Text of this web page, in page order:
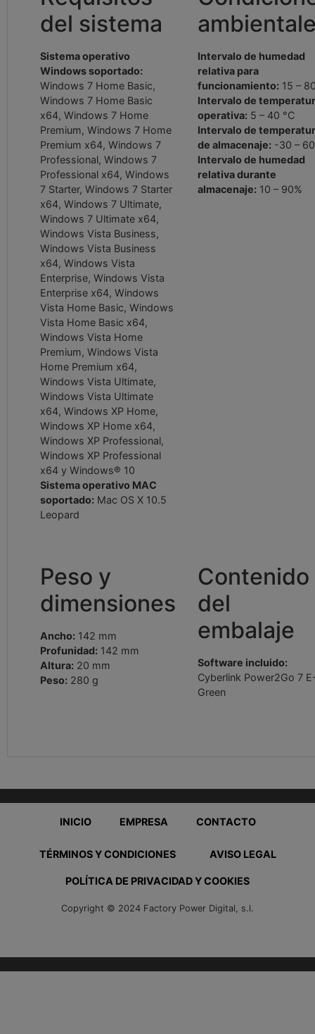
del sistema
Sistema operativo
Windows soportado:
Windows 7 Home Basic,
Windows 7 Home Basic
x64, Windows 7 Home
Premium, Windows 7 Home
Premium x64, Windows 7
Professional, Windows 7
Professional x64, Windows
7 Starter, Windows 7 Starter
x64, Windows 7 Ultimate,
Windows 7 Ultimate x64,
Windows Vista Business,
Windows Vista Business
x64, Windows Vista
Enterprise, Windows Vista
Enterprise x64, Windows
Vista Home Basic, Windows
Vista Home Basic x64,
Windows Vista Home
Premium, Windows Vista
Home Premium x64,
Windows Vista Ultimate,
Windows Vista Ultimate
x64, Windows XP Home,
Windows XP Home x64,
Windows XP Professional,
Windows XP Professional
x64 y Windows® 10
Sistema operativo MAC
soportado: Mac OS X 10.5
Leopard
Intervalo de humedad
relativa para
funcionamiento: 15 –
Intervalo de
operativa: 5 – 40 °C
Intervalo de
de almacenaje: -30 –
Intervalo de humedad
relativa durante
almacenaje: 10 – 90%
Peso y
dimensiones
Ancho: 142 mm
Profunidad: 142 mm
Altura: 20 mm
Peso: 280 g
Contenido
del
embalaje
Software incluido:
Cyberlink Power2Go 7
Green
INICIO EMPRESA CONTACTO
TÉRMINOS Y CONDICIONES AVISO LEGAL
POLÍTICA DE PRIVACIDAD Y COOKIES
Copyright © 2024 Factory Power Digital, s.l.